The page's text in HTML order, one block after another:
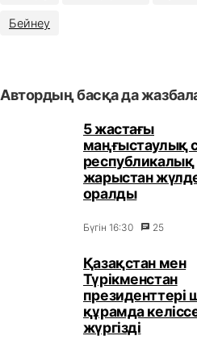
Бейнеу
Автордың басқа да
5 жастағы
маңғыстаулық
республикалық
жарыстан
оралды
Бүгін 16:30 25
Қазақстан мен
Түрікменстан
президенттері
құрамда
жүргізді